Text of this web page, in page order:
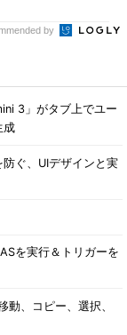
by
3」がタブ上でユー
成
ぐ、UIデザインと実
を実行＆トリガーを
、コピー、選択、